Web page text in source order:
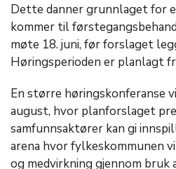
Dette danner grunnlaget for
kommer til
møte 18. juni, før forslaget
Høringsperioden er planlagt
En større høringskonferanse
august, hvor planforslaget
samfunnsaktører kan gi
arena hvor fylkeskommunen
og medvirkning gjennom bruk